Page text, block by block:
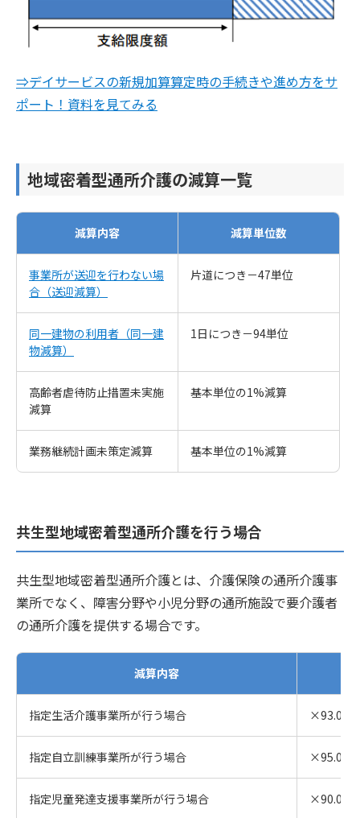
⇒デイサービスの新規加算算定時の手続きや進め方をサ
ポート！資料を見てみる
地域密着型通所介護の減算一覧
減算内容 減算単位数
事業所が送迎を行わない場
合（送迎減算）
片道につき－47単位
同一建物の利用者（同一建
物減算）
1日につき－94単位
高齢者虐待防止措置未実施
減算
基本単位の1%減算
業務継続計画未策定減算 基本単位の1%減算
共生型地域密着型通所介護を行う場合
共生型地域密着型通所介護とは、介護保険の通所介護事
業所でなく、障害分野や小児分野の通所施設で要介護者
の通所介護を提供する場合です。
減算内容
指定生活介護事業所が行う場合 ×93.0%
指定自立訓練事業所が行う場合 ×95.0%
指定児童発達支援事業所が行う場合 ×90.0%